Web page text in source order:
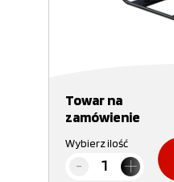
Towar na
zamówienie
Wybierz ilość